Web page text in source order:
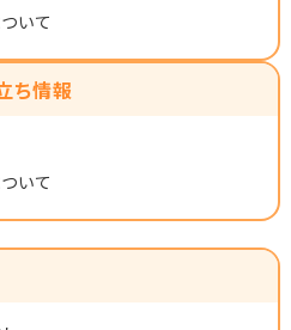
いて
ち情報
いて